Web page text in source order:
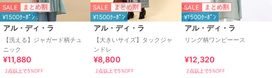
SALE まとめ割
¥1500ｸｰﾎﾟﾝ
アル・ディ・ラ
【洗える】ジャガード柄チュ
ニック
¥11,880
2点以上で5%OFF
SALE まとめ割
¥1500ｸｰﾎﾟﾝ
アル・ディ・ラ
【大きいサイズ】タックジャ
ンドレ
¥8,800
2点以上で5%OFF
SALE まとめ割
¥1500ｸｰﾎﾟﾝ
アル・ディ・ラ
リング柄ワンピーース
¥12,320
2点以上で5%OFF